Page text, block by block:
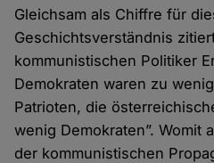
Gleichsam als Chiffre für
Geschichtsverständnis
kommunistischen Politiker
Demokraten waren zu
Patrioten, die
wenig Demokraten”. Womit
der kommunistischen